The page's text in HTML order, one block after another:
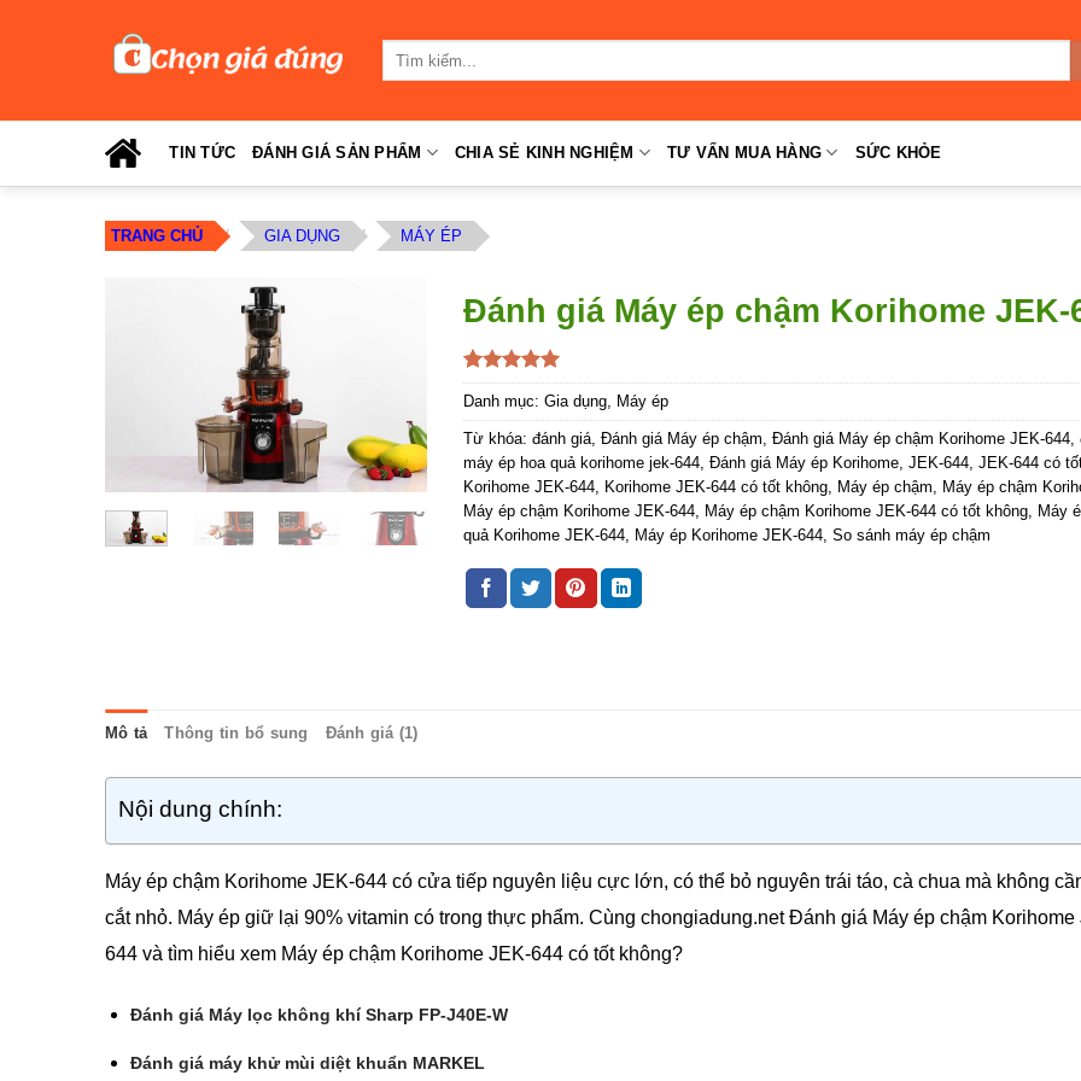
TIN TỨC ĐÁNH GIÁ SẢN PHẨM CHIA SẺ KINH NGHIỆM TƯ VẤN MUA HÀNG SỨC KHỎE
TRANG CHỦ / GIA DỤNG / MÁY ÉP
Đánh giá Máy ép chậm Korihome JEK-
5.00trên 5
dựa trên
1
đánh giá
Danh mục:Gia dụng Máy ép
Từ khóa:đánh giá ,Đánh giá Máy ép chậm ,Đánh giá Máy ép chậm Korihome JEK-644 ,
máy ép hoa quả korihome jek-644 ,Đánh giá Máy ép Korihome ,JEK-644 ,JEK-644 có
Korihome JEK-644 Korihome JEK-644 có tốt không Máy ép chậm Máy ép chậm
Máy ép chậm Korihome JEK-644 Máy ép chậm Korihome JEK-644 có tốt không Máy
quả Korihome JEK-644 Máy ép Korihome JEK-644 ,So sánh máy ép chậm
Mô tả Thông tin bổ sung Đánh giá (1)
Nội dung chính:
Máy ép chậm Korihome JEK-644 có cửa tiếp nguyên liệu cực lớn, có thể bỏ nguyên trái táo, cà chua mà không
cắt nhỏ. Máy ép giữ lại 90% vitamin có trong thực phẩm. Cùng chongiadung.net Đánh giá Máy ép chậm Korihome
644 và tìm hiểu xem Máy ép chậm Korihome JEK-644 có tốt không?
Đánh giá Máy lọc không khí Sharp FP-J40E-W
Đánh giá máy khử mùi diệt khuẩn MARKEL